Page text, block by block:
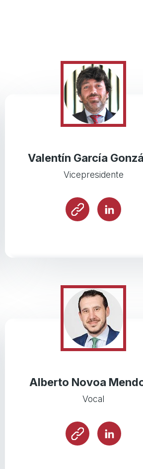
Valentín García
Vicepresidente
Alberto Novoa
Vocal